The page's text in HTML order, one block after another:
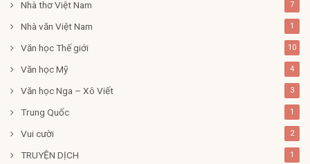
Nhà thơ Việt Nam 7
Nhà văn Việt Nam 1
Văn học Thế giới 10
Văn học Mỹ 4
Văn học Nga – Xô Viết 3
Trung Quốc 1
Vui cười 2
TRUYỆN DỊCH 1